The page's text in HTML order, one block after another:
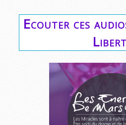
Ecouter ces